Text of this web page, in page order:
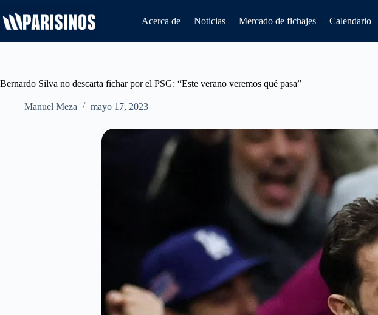
al
contenido
Acerca de Noticias Mercado de fichajes Calendario
Bernardo Silva no descarta fichar por el PSG: “Este verano veremos qué pasa”
Manuel Meza mayo 17, 2023